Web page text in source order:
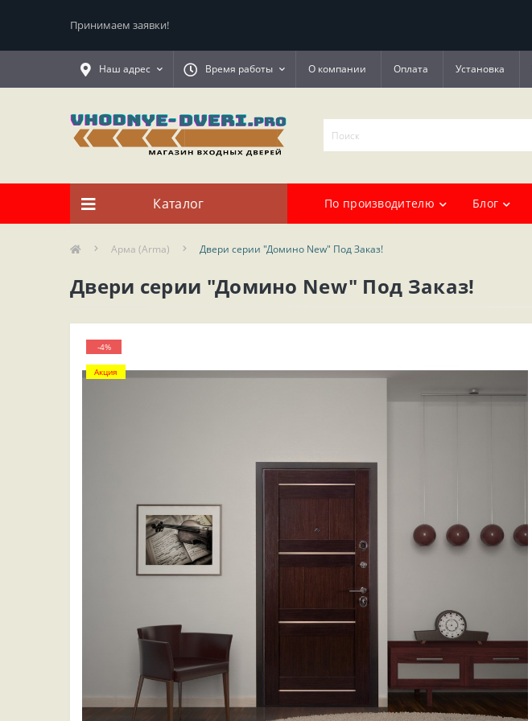
Принимаем заявки!
Наш адрес Время работы О компании Оплата Установка
Каталог По производителю Блог
Арма (Arma) Двери серии "Домино New" Под Заказ!
Двери серии "Домино New" Под Заказ!
-4%
Акция